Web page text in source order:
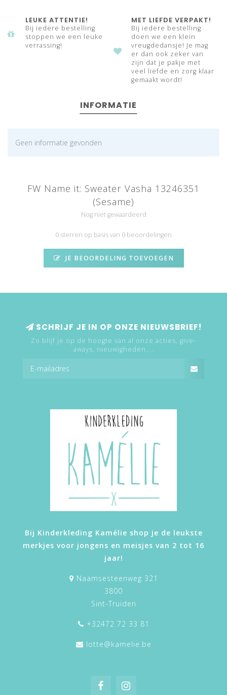
LEUKE ATTENTIE!
Bij iedere bestelling
stoppen we een leuke
verrassing!
MET LIEFDE VERPAKT!
Bij iedere bestelling
doen we een klein
vreugdedansje! Je mag
er dan ook zeker van
zijn dat je pakje met
veel liefde en zorg klaar
gemaakt wordt!
INFORMATIE
Geen informatie gevonden
FW Name it: Sweater Vasha 13246351
(Sesame)
Nog niet gewaardeerd
0 sterren op basis van 0 beoordelingen
JE BEOORDELING TOEVOEGEN
SCHRIJF JE IN OP ONZE NIEUWSBRIEF!
Zo blijf je op de hoogte van al onze acties, give-
aways, nieuwigheden,...
Bij Kinderkleding Kamélie shop je de leukste
merkjes voor jongens en meisjes van 2 tot 16
jaar!
Naamsesteenweg 321
3800
Sint-Truiden
+32472 72 33 81
lotte@kamelie.be